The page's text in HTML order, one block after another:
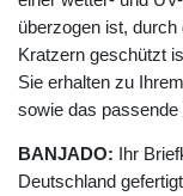
überzogen ist,
Kratzern geschützt
Sie erhalten zu
sowie das
BANJADO: Ihr
Deutschland